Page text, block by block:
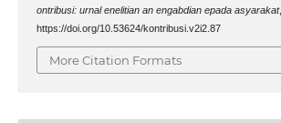
ontribusi: urnal enelitian an engabdian epada asyarakat,
https://doi.org/10.53624/kontribusi.v2i2.87
More Citation Formats